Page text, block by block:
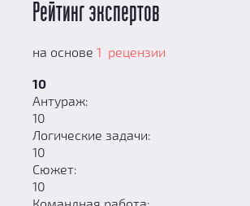
Рейтинг экспертов
на основе 1 рецензии
10
Антураж:
10
Логические задачи:
10
Сюжет:
10